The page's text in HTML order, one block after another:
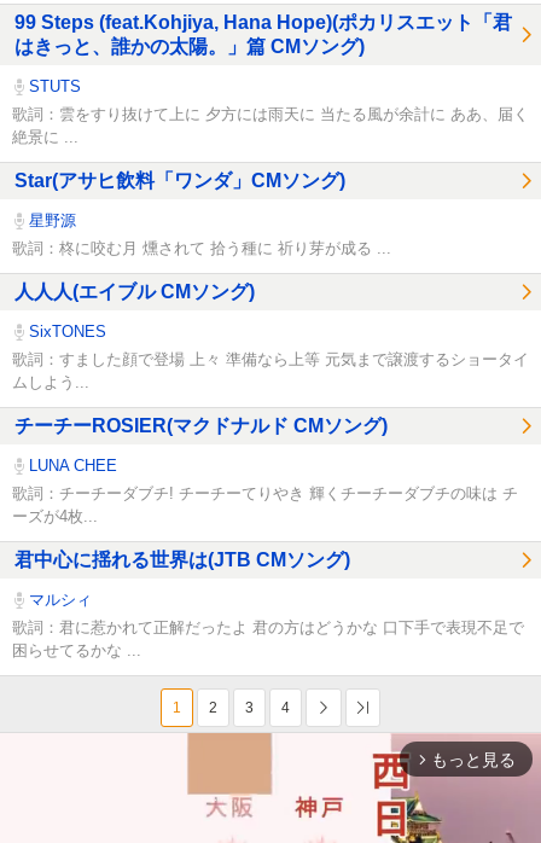
99 Steps (feat.Kohjiya, Hana Hope)(ポカリスエット「君
はきっと、誰かの太陽。」篇 CMソング)
STUTS
歌詞：雲をすり抜けて上に 夕方には雨天に 当たる風が余計に ああ、届く
絶景に ...
Star(アサヒ飲料「ワンダ」CMソング)
星野源
歌詞：柊に咬む月 燻されて 拾う種に 祈り芽が成る ...
人人人(エイブル CMソング)
SixTONES
歌詞：すました顔で登場 上々 準備なら上等 元気まで譲渡するショータイ
ムしよう...
チーチーROSIER(マクドナルド CMソング)
LUNA CHEE
歌詞：チーチーダブチ! チーチーてりやき 輝くチーチーダブチの味は チ
ーズが4枚...
君中心に揺れる世界は(JTB CMソング)
マルシィ
歌詞：君に惹かれて正解だったよ 君の方はどうかな 口下手で表現不足で
困らせてるかな ...
1 2 3 4 次へ
arrow_forward_ios もっと見る